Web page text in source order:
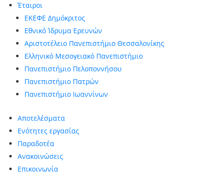
Έταιροι
ΕΚΕΦΕ Δημόκριτος
Εθνικό Ίδρυμα Ερευνών
Αριστοτέλειο Πανεπιστήμιο Θεσσαλονίκης
Ελληνικό Μεσογειακό Πανεπιστήμιο
Πανεπιστήμιο Πελοποννήσου
Πανεπιστήμιο Πατρών
Πανεπιστήμιο Ιωαννίνων
Αποτελέσματα
Ενότητες εργασίας
Παραδοτέα
Ανακοινώσεις
Επικοινωνία